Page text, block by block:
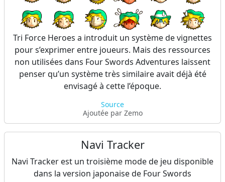
Tri Force Heroes a introduit un système de vignettes
pour s’exprimer entre joueurs. Mais des ressources
non utilisées dans Four Swords Adventures laissent
penser qu’un système très similaire avait déjà été
envisagé à cette l’époque.
Source
Ajoutée par Zemo
Navi Tracker
Navi Tracker est un troisième mode de jeu disponible
dans la version japonaise de Four Swords